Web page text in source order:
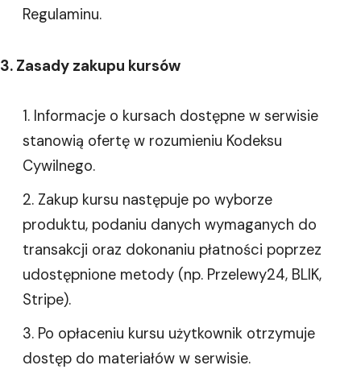
Regulaminu.
3. Zasady zakupu kursów
Informacje o kursach dostępne w serwisie
stanowią ofertę w rozumieniu Kodeksu
Cywilnego.
Zakup kursu następuje po wyborze
produktu, podaniu danych wymaganych do
transakcji oraz dokonaniu płatności poprzez
udostępnione metody (np. Przelewy24, BLIK,
Stripe).
Po opłaceniu kursu użytkownik otrzymuje
dostęp do materiałów w serwisie.